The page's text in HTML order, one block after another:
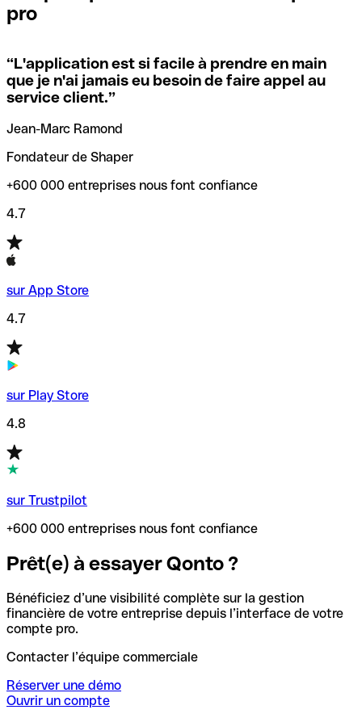
locales.
Si vous n'êtes pas sûr du code SWIFT que vous devriez
utiliser, nous avons développé un outil de recherche de
codes SWIFT par nom de banque.
vérification/recherche de codes SWIFT. Ainsi, vous pouvez
trouver et vérifier vos codes SWIFT avant de réaliser vos
transferts d’argent.
pro
“L'application est si facile à prendre en main
que je n'ai jamais eu besoin de faire appel au
service client.”
Jean-Marc Ramond
Fondateur de Shaper
+600 000 entreprises nous font confiance
4.7
sur App Store
4.7
sur Play Store
4.8
sur Trustpilot
+600 000 entreprises nous font confiance
Prêt(e) à essayer Qonto ?
Bénéficiez d’une visibilité complète sur la gestion
financière de votre entreprise depuis l’interface de votre
compte pro.
Contacter l’équipe commerciale
Réserver une démo
Ouvrir un compte